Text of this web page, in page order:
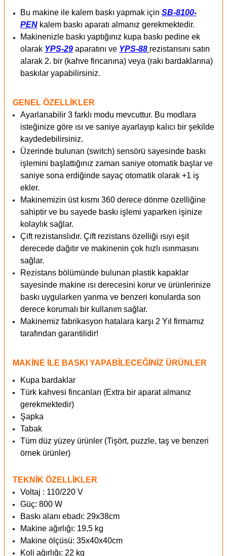
Bu makine ile kalem baskı yapmak için SB-8100-
PEN kalem baskı aparatı almanız gerekmektedir.
Makinenizle baskı yaptığınız kupa baskı pedine ek
olarak YPS-29 aparatını ve YPS-88 rezistansını satın
alarak 2. bir (kahve fincanına) veya (rakı bardaklarına)
baskılar yapabilirsiniz.
GENEL ÖZELLİKLER
Ayarlanabilir 3 farklı modu mevcuttur. Bu modlara
isteğinize göre ısı ve saniye ayarlayıp kalıcı bir şekilde
kaydedebilirsiniz.
Üzerinde bulunan (switch) sensörü sayesinde baskı
işlemini başlattığınız zaman saniye otomatik başlar ve
saniye sona erdiğinde sayaç otomatik olarak +1 iş
ekler.
Makinemizin üst kısmı 360 derece dönme özelliğine
sahiptir ve bu sayede baskı işlemi yaparken işinize
kolaylık sağlar.
Çift rezistanslıdır. Çift rezistans özelliği ısıyı eşit
derecede dağıtır ve makinenin çok hızlı ısınmasını
sağlar.
Rezistans bölümünde bulunan plastik kapaklar
sayesinde makine ısı derecesini korur ve ürünlerinize
baskı uygularken yanma ve benzeri konularda son
derece korumalı bir kullanım sağlar.
Makinemiz fabrikasyon hatalara karşı 2 Yıl firmamız
tarafından garantilidir!
MAKİNE İLE BASKI YAPABİLECEĞİNİZ ÜRÜNLER
Kupa bardaklar
Türk kahvesi fincanları (Extra bir aparat almanız
gerekmektedir)
Şapka
Tabak
Tüm düz yüzey ürünler (Tişört, puzzle, taş ve benzeri
örnek ürünler)
TEKNİK ÖZELLİKLER
Voltaj : 110/220 V
Güç: 800 W
Baskı alanı ebadı: 29x38cm
Makine ağırlığı: 19,5 kg
Makine ölçüsü: 35x40x40cm
Koli ağırlığı: 22 kg